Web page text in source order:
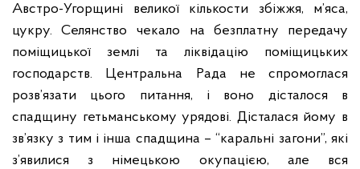
Австро-Угорщині великої кількости збіжжя, м’яса,
цукру. Селянство чекало на безплатну передачу
поміщицької землі та ліквідацію поміщицьких
господарств. Центральна Рада не спромоглася
розв’язати цього питання, і воно дісталося в
спадщину гетьманському урядові. Дісталася йому в
зв’язку з тим і інша спадщина – “каральні загони”, які
з’явилися з німецькою окупацією, але вся